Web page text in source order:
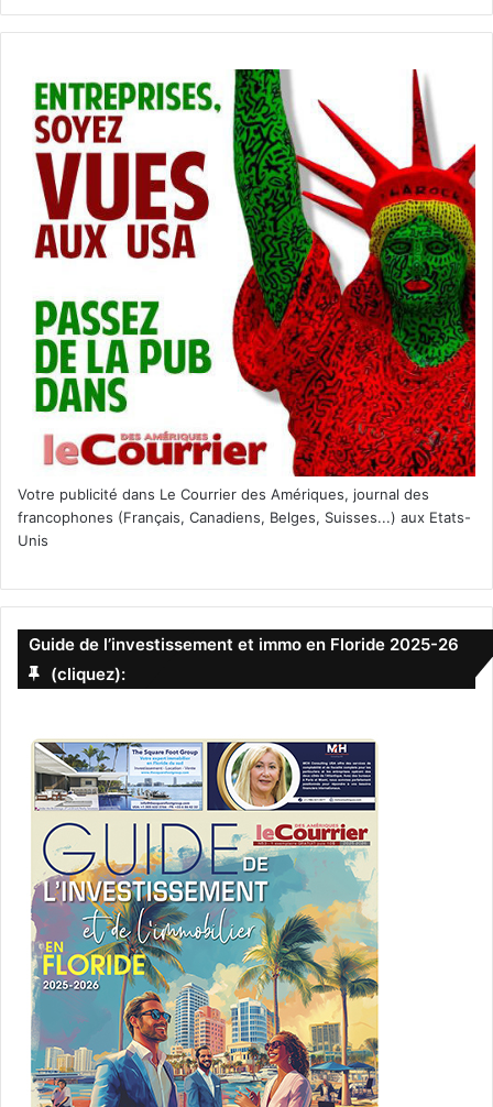
Votre publicité dans Le Courrier des Amériques, journal des
francophones (Français, Canadiens, Belges, Suisses...) aux Etats-
Unis
Guide de l’investissement et immo en Floride 2025-26
(cliquez):